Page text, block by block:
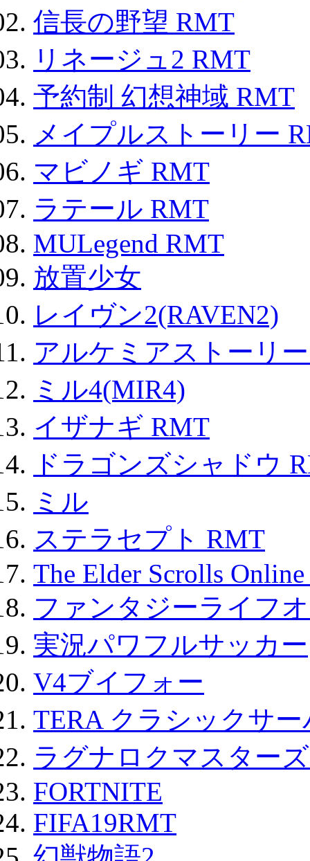
信長の野望 RMT
リネージュ2 RMT
予約制 幻想神域 RMT
メイプルストーリー
マビノギ RMT
ラテール RMT
MULegend RMT
放置少女
レイヴン2(RAVEN2)
アルケミアストーリ
ミル4(MIR4)
イザナギ RMT
ドラゴンズシャドウ
ミル
ステラセプト RMT
The Elder Scrolls
ファンタジーライフ
実況パワフルサッカー
V4ブイフォー
TERA クラシックサ
ラグナロクマスター
FORTNITE
FIFA19RMT